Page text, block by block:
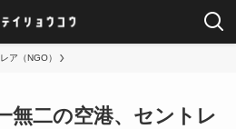
ア（NGO）
無二の空港、セントレ